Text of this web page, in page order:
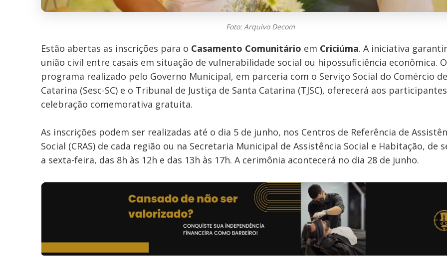
Foto: Arquivo Decom
Estão abertas as inscrições para o Casamento Comunitário em Criciúma. A iniciativa
união civil entre casais em situação de vulnerabilidade social ou hipossuficiência econômica. O
programa realizado pelo Governo Municipal, em parceria com o Serviço Social do Comércio
Catarina (Sesc-SC) e o Tribunal de Justiça de Santa Catarina (TJSC), oferecerá aos
celebração comemorativa gratuita.
As inscrições podem ser realizadas até o dia 5 de junho, nos Centros de Referência de
Social (CRAS) de cada região ou na Secretaria Municipal de Assistência Social e Habitação, de
a sexta-feira, das 8h às 12h e das 13h às 17h. A cerimônia acontecerá no dia 28 de junho.